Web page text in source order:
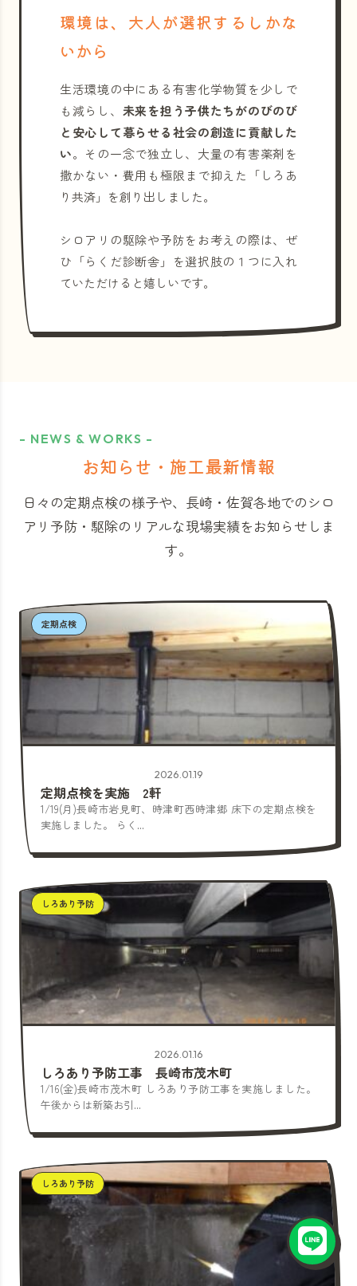
環境は、大人が選択するしかな
いから
生活環境の中にある有害化学物質を少しで
も減らし、 未来を担う子供たちがのびのび
と安心して暮らせる社会の創造に貢献した
い。その一念で独立し、大量の有害薬剤を
撒かない・費用も極限まで抑えた「しろあ
り共済」を創り出しました。
シロアリの駆除や予防をお考えの際は、ぜ
ひ「らくだ診断舎」を選択肢の１つに入れ
ていただけると嬉しいです。
- NEWS & WORKS -
お知らせ・施工最新情報
日々の定期点検の様子や、長崎・佐賀各地でのシロ
アリ予防・駆除のリアルな現場実績をお知らせしま
す。
定期点検
2026.01.19
定期点検を実施 2軒
1/19(月)長崎市岩見町、時津町西時津郷 床下の定期点検を
実施しました。 らく...
しろあり予防
2026.01.16
しろあり予防工事 長崎市茂木町
1/16(金)長崎市茂木町 しろあり予防工事を実施しました。
午後からは新築お引...
しろあり予防